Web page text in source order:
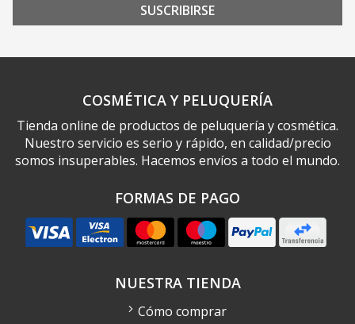
SUSCRIBIRSE
COSMÉTICA Y PELUQUERÍA
Tienda online de productos de peluquería y cosmética.
Nuestro servicio es serio y rápido, en calidad/precio
somos insuperables. Hacemos envíos a todo el mundo.
FORMAS DE PAGO
NUESTRA TIENDA
Cómo comprar